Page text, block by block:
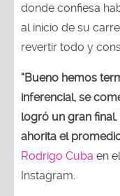
donde confiesa
al inicio de su
revertir todo y
“Bueno hemos
inferencial, se
logró un gran
ahorita el
Rodrigo Cuba en
Instagram.